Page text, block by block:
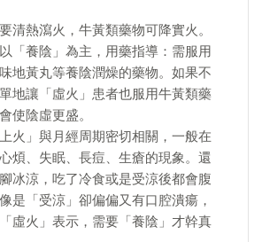
清熱瀉火，牛黃類藥物可降實火。
「養陰」為主，用藥指導：需服用
地黃丸等養陰潤燥的藥物。如果不
地讓「虛火」患者也服用牛黃類藥
使陰虛更盛。
火」與月經周期密切相關，一般在
煩、失眠、長痘、生瘡的現象。還
冰涼，吃了冷食或是受涼後都會腹
是「受涼」卻偏偏又有口腔潰瘍，
虛火」表示，需要「養陰」才幹真